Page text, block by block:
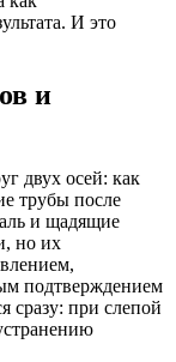
И это
и
двух осей: как
трубы после
и щадящие
но их
подтверждением
сразу: при слепой